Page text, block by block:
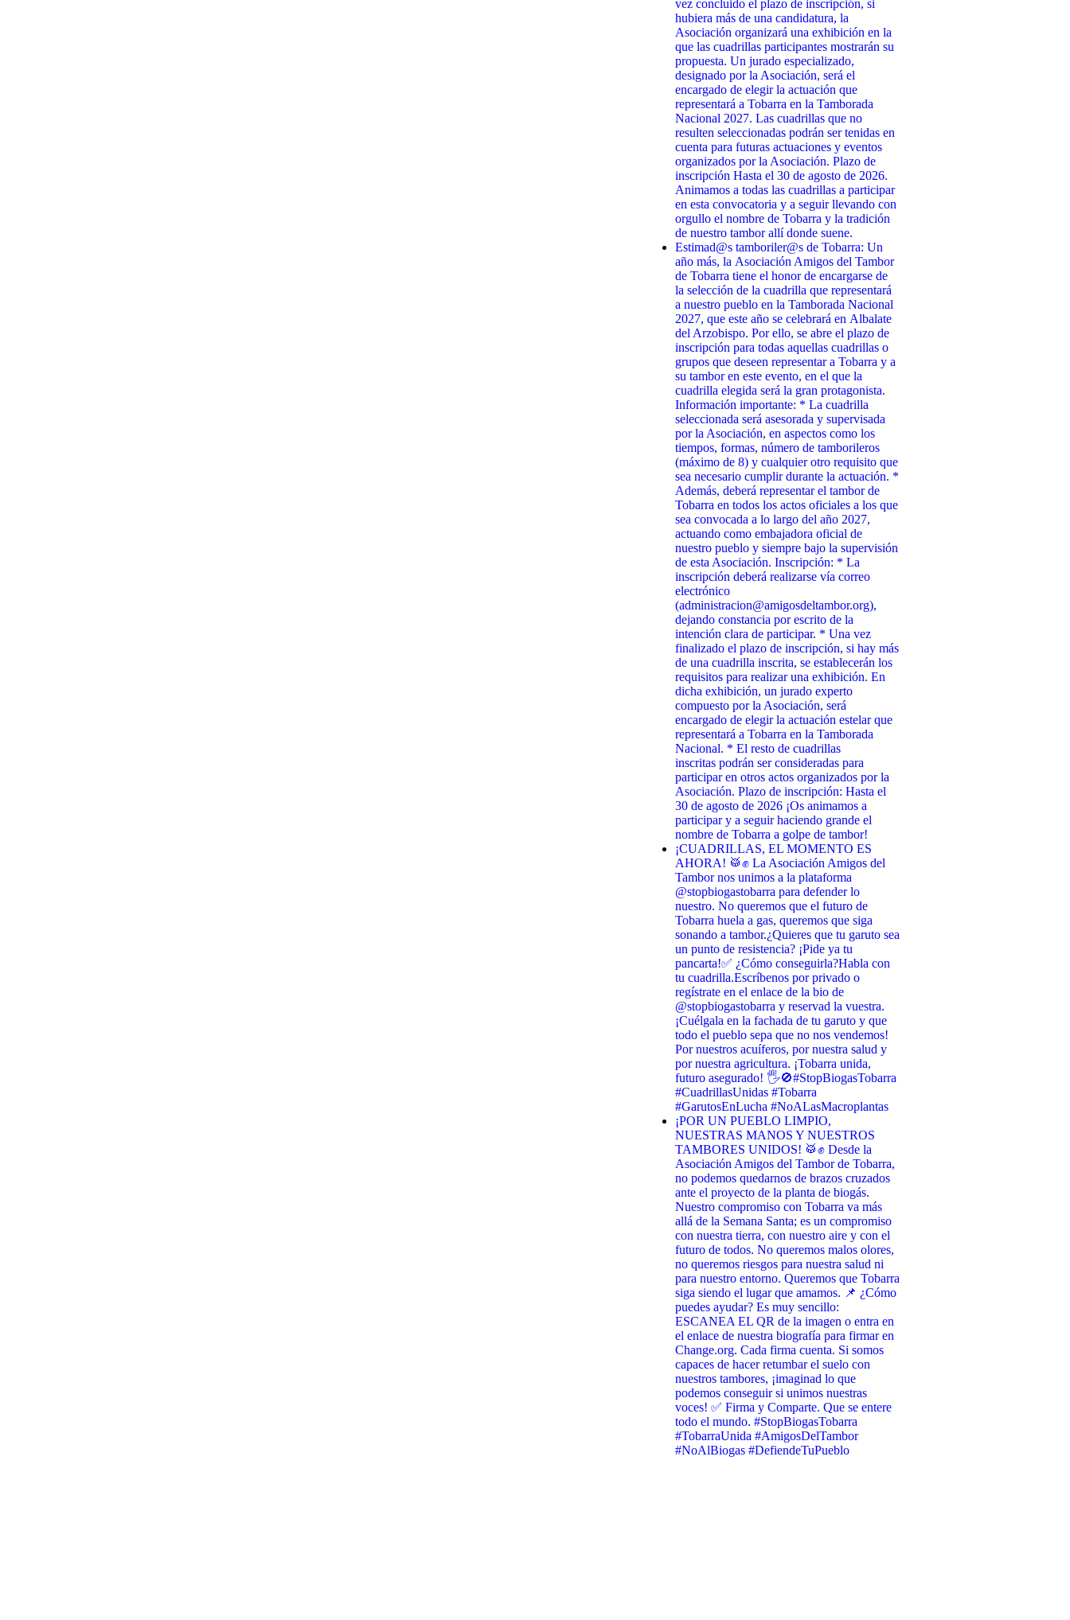
vez concluido el plazo de inscripción, si
hubiera más de una candidatura, la
Asociación organizará una exhibición en la
que las cuadrillas participantes mostrarán su
propuesta. Un jurado especializado,
designado por la Asociación, será el
encargado de elegir la actuación que
representará a Tobarra en la Tamborada
Nacional 2027. Las cuadrillas que no
resulten seleccionadas podrán ser tenidas en
cuenta para futuras actuaciones y eventos
organizados por la Asociación. Plazo de
inscripción Hasta el 30 de agosto de 2026.
Animamos a todas las cuadrillas a participar
en esta convocatoria y a seguir llevando con
orgullo el nombre de Tobarra y la tradición
de nuestro tambor allí donde suene.
Estimad@s tamboriler@s de Tobarra: Un
año más, la Asociación Amigos del Tambor
de Tobarra tiene el honor de encargarse de
la selección de la cuadrilla que representará
a nuestro pueblo en la Tamborada Nacional
2027, que este año se celebrará en Albalate
del Arzobispo. Por ello, se abre el plazo de
inscripción para todas aquellas cuadrillas o
grupos que deseen representar a Tobarra y a
su tambor en este evento, en el que la
cuadrilla elegida será la gran protagonista.
Información importante: * La cuadrilla
seleccionada será asesorada y supervisada
por la Asociación, en aspectos como los
tiempos, formas, número de tamborileros
(máximo de 8) y cualquier otro requisito que
sea necesario cumplir durante la actuación. *
Además, deberá representar el tambor de
Tobarra en todos los actos oficiales a los que
sea convocada a lo largo del año 2027,
actuando como embajadora oficial de
nuestro pueblo y siempre bajo la supervisión
de esta Asociación. Inscripción: * La
inscripción deberá realizarse vía correo
electrónico
(administracion@amigosdeltambor.org),
dejando constancia por escrito de la
intención clara de participar. * Una vez
finalizado el plazo de inscripción, si hay más
de una cuadrilla inscrita, se establecerán los
requisitos para realizar una exhibición. En
dicha exhibición, un jurado experto
compuesto por la Asociación, será
encargado de elegir la actuación estelar que
representará a Tobarra en la Tamborada
Nacional. * El resto de cuadrillas
inscritas podrán ser consideradas para
participar en otros actos organizados por la
Asociación. Plazo de inscripción: Hasta el
30 de agosto de 2026 ¡Os animamos a
participar y a seguir haciendo grande el
nombre de Tobarra a golpe de tambor!
¡CUADRILLAS, EL MOMENTO ES
AHORA! 🥁✊ La Asociación Amigos del
Tambor nos unimos a la plataforma
@stopbiogastobarra para defender lo
nuestro. No queremos que el futuro de
Tobarra huela a gas, queremos que siga
sonando a tambor. ​¿Quieres que tu garuto sea
un punto de resistencia? ¡Pide ya tu
pancarta! ​✅ ¿Cómo conseguirla? ​Habla con
tu cuadrilla. ​Escríbenos por privado o
regístrate en el enlace de la bio de
@stopbiogastobarra y reservad la vuestra. ​
¡Cuélgala en la fachada de tu garuto y que
todo el pueblo sepa que no nos vendemos! ​
Por nuestros acuíferos, por nuestra salud y
por nuestra agricultura. ¡Tobarra unida,
futuro asegurado! 🖐️🚫 ​#StopBiogasTobarra
#CuadrillasUnidas #Tobarra
#GarutosEnLucha #NoALasMacroplantas
¡POR UN PUEBLO LIMPIO,
NUESTRAS MANOS Y NUESTROS
TAMBORES UNIDOS! 🥁✊ Desde la
Asociación Amigos del Tambor de Tobarra,
no podemos quedarnos de brazos cruzados
ante el proyecto de la planta de biogás.
Nuestro compromiso con Tobarra va más
allá de la Semana Santa; es un compromiso
con nuestra tierra, con nuestro aire y con el
futuro de todos. No queremos malos olores,
no queremos riesgos para nuestra salud ni
para nuestro entorno. Queremos que Tobarra
siga siendo el lugar que amamos. 📌 ¿Cómo
puedes ayudar? Es muy sencillo:
ESCANEA EL QR de la imagen o entra en
el enlace de nuestra biografía para firmar en
Change.org. Cada firma cuenta. Si somos
capaces de hacer retumbar el suelo con
nuestros tambores, ¡imaginad lo que
podemos conseguir si unimos nuestras
voces! ✅ Firma y Comparte. Que se entere
todo el mundo. #StopBiogasTobarra
#TobarraUnida #AmigosDelTambor
#NoAlBiogas #DefiendeTuPueblo